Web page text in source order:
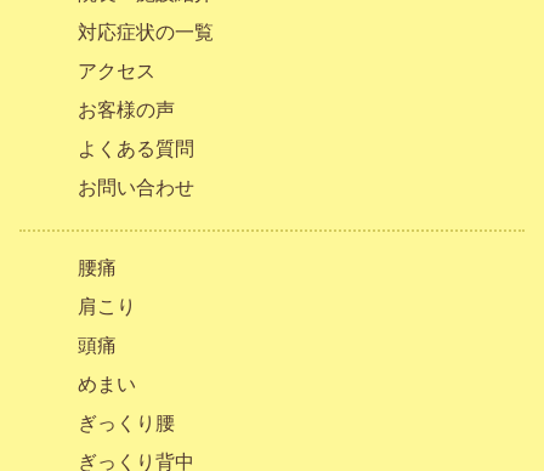
対応症状の一覧
アクセス
お客様の声
よくある質問
お問い合わせ
腰痛
肩こり
頭痛
めまい
ぎっくり腰
ぎっくり背中